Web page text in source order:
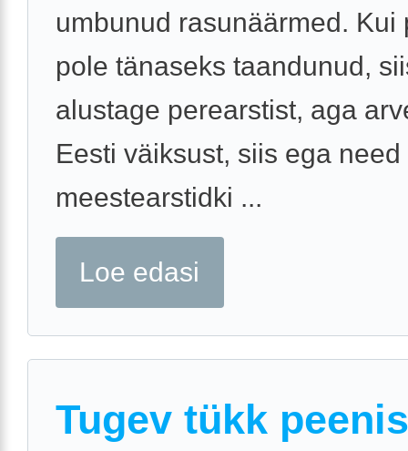
umbunud rasunäärmed. Kui
pole tänaseks taandunud,
alustage perearstist, aga
Eesti väiksust, siis ega need
meestearstidki ...
Loe edasi
Tugev tükk